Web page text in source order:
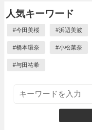
人気キーワード
#今田美桜 #浜辺美波
#橋本環奈 #小松菜奈
#与田祐希